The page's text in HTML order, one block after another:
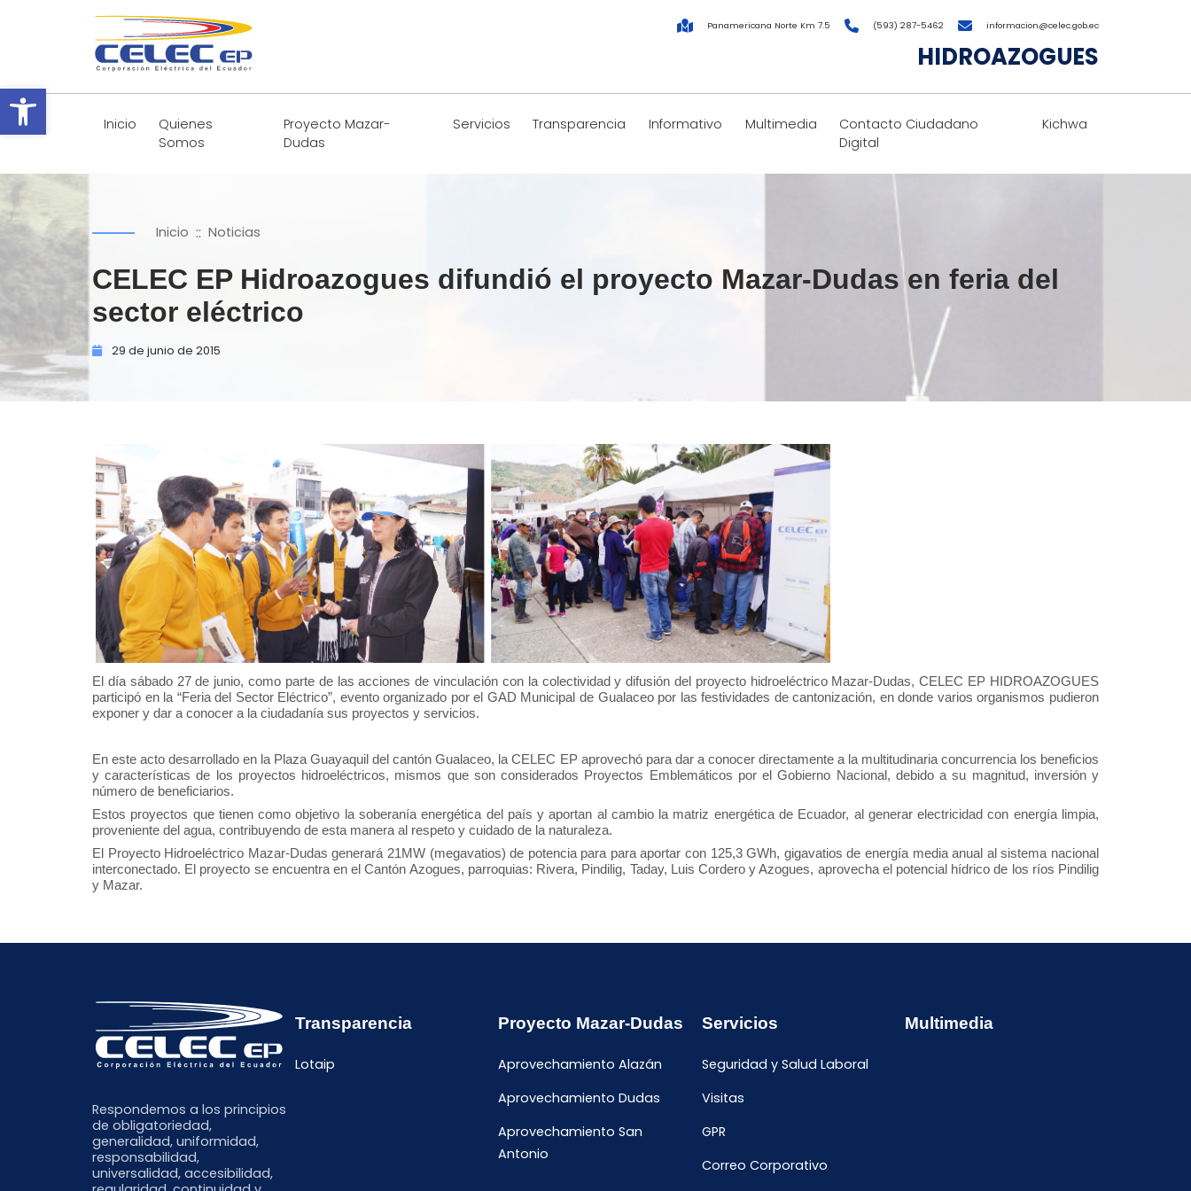
Abrir barra de herramientas
Panamericana Norte Km 7.5 (593) 287-5462 informacion@celec.gob.ec
HIDROAZOGUES
Inicio
Quienes
Somos
Proyecto Mazar-
Dudas
Servicios Transparencia Informativo Multimedia
Contacto Ciudadano
Digital
Kichwa
Inicio :: Noticias
CELEC EP Hidroazogues difundió el proyecto Mazar-Dudas en feria del
sector eléctrico
29 de junio de 2015
El día sábado 27 de junio, como parte de las acciones de vinculación con la colectividad y difusión del proyecto hidroeléctrico Mazar-Dudas, CELEC EP HIDROAZOGUES
participó en la “Feria del Sector Eléctrico”, evento organizado por el GAD Municipal de Gualaceo por las festividades de cantonización, en donde varios organismos pudieron
exponer y dar a conocer a la ciudadanía sus proyectos y servicios.
En este acto desarrollado en la Plaza Guayaquil del cantón Gualaceo, la CELEC EP aprovechó para dar a conocer directamente a la multitudinaria concurrencia los beneficios
y características de los proyectos hidroeléctricos, mismos que son considerados Proyectos Emblemáticos por el Gobierno Nacional, debido a su magnitud, inversión y
número de beneficiarios.
Estos proyectos que tienen como objetivo la soberanía energética del país y aportan al cambio la matriz energética de Ecuador, al generar electricidad con energía limpia,
proveniente del agua, contribuyendo de esta manera al respeto y cuidado de la naturaleza.
El Proyecto Hidroeléctrico Mazar-Dudas generará 21MW (megavatios) de potencia para para aportar con 125,3 GWh, gigavatios de energía media anual al sistema nacional
interconectado. El proyecto se encuentra en el Cantón Azogues, parroquias: Rivera, Pindilig, Taday, Luis Cordero y Azogues, aprovecha el potencial hídrico de los ríos Pindilig
y Mazar.
Respondemos a los principios
de obligatoriedad,
generalidad, uniformidad,
responsabilidad,
universalidad, accesibilidad,
Transparencia
Lotaip
Proyecto Mazar-Dudas
Aprovechamiento Alazán
Aprovechamiento Dudas
Aprovechamiento San
Antonio
Servicios
Seguridad y Salud Laboral
Visitas
GPR
Correo Corporativo
Multimedia